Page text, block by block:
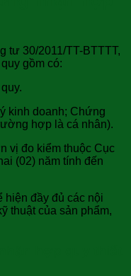
tư 30/2011/TT-BTTTT,
gồm có:
kinh doanh; Chứng
hợp là cá nhân).
vị đo kiểm thuộc Cục
(02) năm tính đến
hiện đầy đủ các nội
thuật của sản phẩm,